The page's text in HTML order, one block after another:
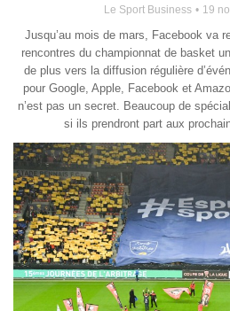
Le Sport Business 19
Jusqu’au mois de mars, Facebook va
rencontres du championnat de basket
de plus vers la diffusion régulière
pour Google, Apple, Facebook et
n’est pas un secret. Beaucoup de
si ils prendront part aux